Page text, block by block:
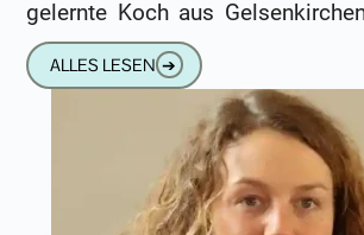
gelernte Koch aus
Radio Luxemburg und den WDR zu
ALLES LESEN ➔